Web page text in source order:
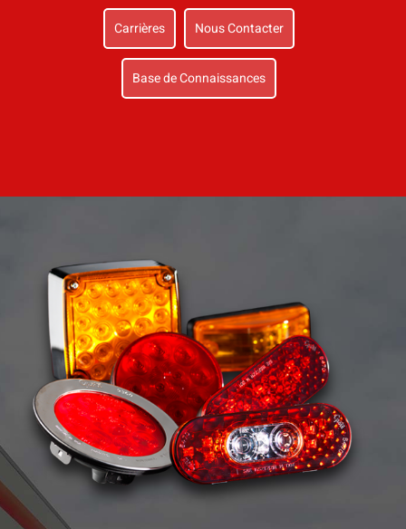
Carrières Nous Contacter
Base de Connaissances